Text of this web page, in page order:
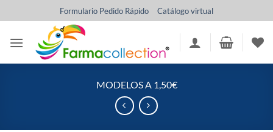
al
contenido
Formulario Pedido Rápido Catálogo virtual
MODELOS A 1,50€